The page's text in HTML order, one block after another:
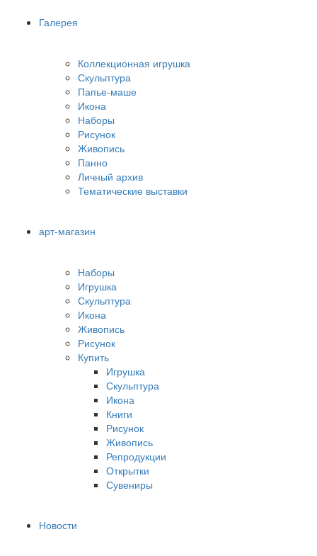
Галерея
Коллекционная игрушка
Скульптура
Папье-маше
Икона
Наборы
Рисунок
Живопись
Панно
Личный архив
Тематические выставки
арт-магазин
Наборы
Игрушка
Скульптура
Икона
Живопись
Рисунок
Купить
Игрушка
Скульптура
Икона
Книги
Рисунок
Живопись
Репродукции
Открытки
Сувениры
Новости